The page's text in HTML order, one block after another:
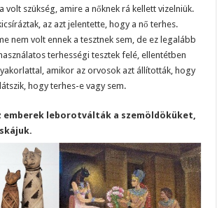
volt szükség, amire a nőknek rá kellett vizelniük.
az azt jelentette, hogy a nő terhes.
nem volt ennek a tesztnek sem, de ez legalább
terhességi tesztek felé, ellentétben
amikor az orvosok azt állították, hogy
hogy terhes-e vagy sem.
emberek leborotválták a szemöldöküket,